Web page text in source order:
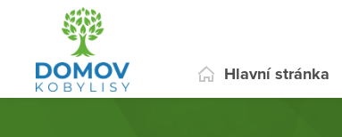
Hlavní stránka